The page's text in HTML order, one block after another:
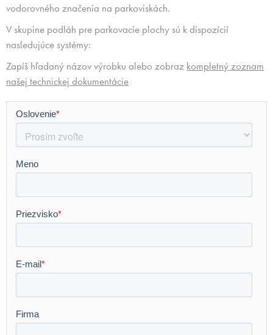
vodorovného značenia na parkoviskách.
V skupine podláh pre parkovacie plochy sú k dispozícií
nasledujúce systémy:
Zapíš hľadaný názov výrobku alebo zobraz kompletný zoznam
našej technickej dokumentácie